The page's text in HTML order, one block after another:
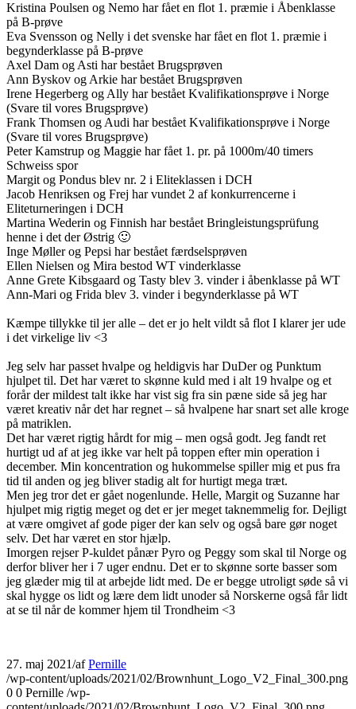
Kristina Poulsen og Nemo har fået en flot 1. præmie i Åbenklasse
på B-prøve
Eva Svensson og Nelly i det svenske har fået en flot 1. præmie i
begynderklasse på B-prøve
Axel Dam og Asti har bestået Brugsprøven
Ann Byskov og Arkie har bestået Brugsprøven
Irene Hegerberg og Ally har bestået Kvalifikationsprøve i Norge
(Svare til vores Brugsprøve)
Frank Thomsen og Audi har bestået Kvalifikationsprøve i Norge
(Svare til vores Brugsprøve)
Peter Kamstrup og Maggie har fået 1. pr. på 1000m/40 timers
Schweiss spor
Margit og Pondus blev nr. 2 i Eliteklassen i DCH
Jacob Henriksen og Frej har vundet 2 af konkurrencerne i
Eliteturneringen i DCH
Martina Wederin og Finnish har bestået Bringleistungsprüfung
henne i det der Østrig 🙂
Inge Møller og Pepsi har bestået færdselsprøven
Ellen Nielsen og Mira bestod WT vinderklasse
Anne Grete Kibsgaard og Tasty blev 3. vinder i åbenklasse på WT
Ann-Mari og Frida blev 3. vinder i begynderklasse på WT
Kæmpe tillykke til jer alle – det er jo helt vildt så flot I klarer jer ude
i det virkelige liv <3
Jeg selv har passet hvalpe og heldigvis har DuDer og Punktum
hjulpet til. Det har været to skønne kuld med i alt 19 hvalpe og et
forår der mildest talt ikke har vist sig fra sin pæne side så jeg har
været kreativ når det har regnet – så hvalpene har snart set alle kroge
på matriklen.
Det har været rigtig hårdt for mig – men også godt. Jeg fandt ret
hurtigt ud af at jeg ikke var helt på toppen efter min operation i
december. Min koncentration og hukommelse spiller mig et pus fra
tid til anden og jeg bliver stadig alt for hurtigt mega træt.
Men jeg tror det er gået nogenlunde. Helle, Margit og Suzanne har
hjulpet mig rigtig meget og det er jer meget taknemmelig for. Dejligt
at være omgivet af gode piger der kan selv og også bare gør noget
selv. Det har været en stor hjælp.
Imorgen rejser P-kuldet pånær Pyro og Peggy som skal til Norge og
derfor bliver her i 7 uger endnu. Det er to skønne sorte basser som
jeg glæder mig til at arbejde lidt med. De er begge utroligt søde så vi
skal hygge os lidt og lære dem lidt unoder så Norskerne også får lidt
at se til når de kommer hjem til Trondheim <3
27. maj 2021/afPernille
/wp-content/uploads/2021/02/Brownhunt_Logo_V2_Final_300.png
0 0 Pernille /wp-